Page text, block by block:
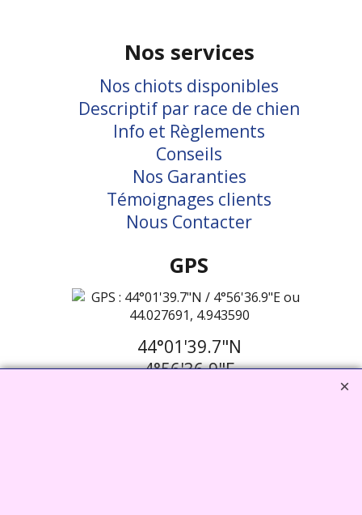
Nos services
Nos chiots disponibles
Descriptif par race de chien
Info et Règlements
Conseils
Nos Garanties
Témoignages clients
Nous Contacter
GPS
44°01'39.7"N
4°56'36.9"E